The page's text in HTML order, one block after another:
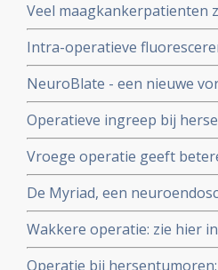
Veel maagkankerpatienten
behandeling ontnomen
Intra-operatieve
- glioma blastoma waarbij
resultaten dan met
NeuroBlate - een nieuwe
veilige en succesvolle
Operatieve ingreep bij
fluorescerentie en MRI
mediane langere overleving
Vroege operatie geeft
overlevingskansen en
glioom
De Myriad, een
hersentumoren en kan ook
Wakkere operatie: zie hier
hersentumor verloopt.
Operatie bij